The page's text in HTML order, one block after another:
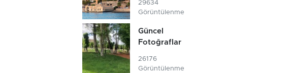
29634
Görüntülenme
Güncel
Fotoğraflar
26176
Görüntülenme